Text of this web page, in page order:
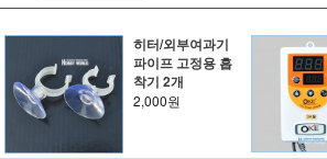
히터/외부여과기
파이프 고정용 흡
착기 2개
2,000원